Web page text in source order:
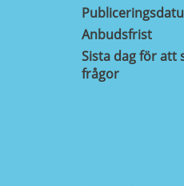
Anbudsfrist
Sista dag för att
frågor